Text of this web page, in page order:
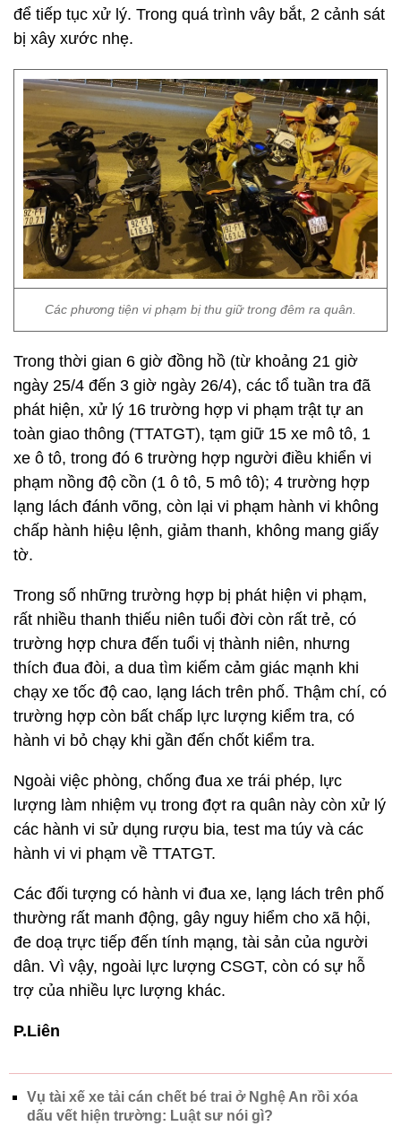
để tiếp tục xử lý. Trong quá trình vây bắt, 2 cảnh sát
bị xây xước nhẹ.
Các phương tiện vi phạm bị thu giữ trong đêm ra quân.
Trong thời gian 6 giờ đồng hồ (từ khoảng 21 giờ
ngày 25/4 đến 3 giờ ngày 26/4), các tổ tuần tra đã
phát hiện, xử lý 16 trường hợp vi phạm trật tự an
toàn giao thông (TTATGT), tạm giữ 15 xe mô tô, 1
xe ô tô, trong đó 6 trường hợp người điều khiển vi
phạm nồng độ cồn (1 ô tô, 5 mô tô); 4 trường hợp
lạng lách đánh võng, còn lại vi phạm hành vi không
chấp hành hiệu lệnh, giảm thanh, không mang giấy
tờ.
Trong số những trường hợp bị phát hiện vi phạm,
rất nhiều thanh thiếu niên tuổi đời còn rất trẻ, có
trường hợp chưa đến tuổi vị thành niên, nhưng
thích đua đòi, a dua tìm kiếm cảm giác mạnh khi
chạy xe tốc độ cao, lạng lách trên phố. Thậm chí, có
trường hợp còn bất chấp lực lượng kiểm tra, có
hành vi bỏ chạy khi gần đến chốt kiểm tra.
Ngoài việc phòng, chống đua xe trái phép, lực
lượng làm nhiệm vụ trong đợt ra quân này còn xử lý
các hành vi sử dụng rượu bia, test ma túy và các
hành vi vi phạm về TTATGT.
Các đối tượng có hành vi đua xe, lạng lách trên phố
thường rất manh động, gây nguy hiểm cho xã hội,
đe doạ trực tiếp đến tính mạng, tài sản của người
dân. Vì vậy, ngoài lực lượng CSGT, còn có sự hỗ
trợ của nhiều lực lượng khác.
P.Liên
Vụ tài xế xe tải cán chết bé trai ở Nghệ An rồi xóa
dấu vết hiện trường: Luật sư nói gì?